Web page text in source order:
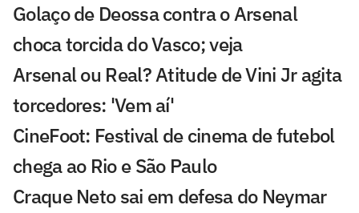
Golaço de Deossa contra o Arsenal
choca torcida do Vasco; veja
Arsenal ou Real? Atitude de Vini Jr agita
torcedores: 'Vem aí'
CineFoot: Festival de cinema de futebol
chega ao Rio e São Paulo
Craque Neto sai em defesa do Neymar